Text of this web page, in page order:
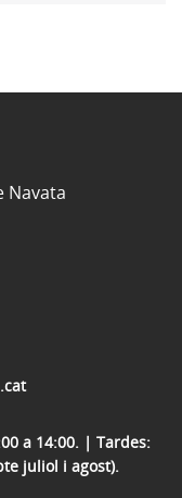
a 14:00. | Tardes:
juliol i agost).
Navata